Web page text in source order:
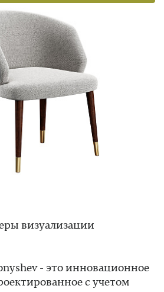
визуализации
- это инновационное
с учетом